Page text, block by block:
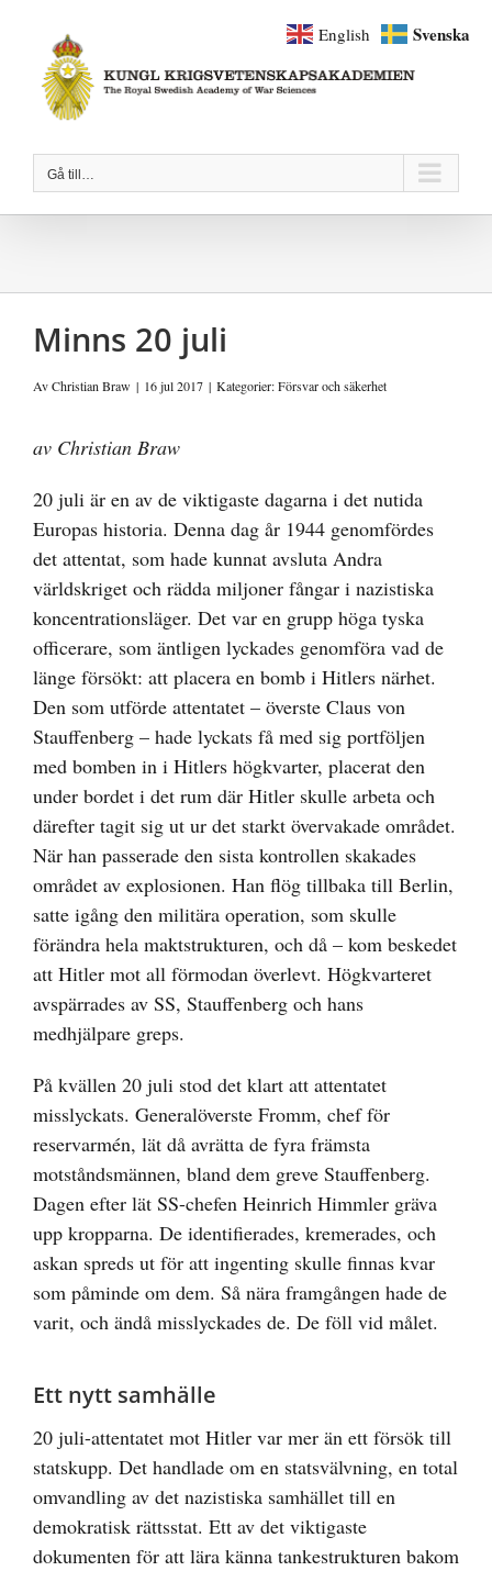
innehållet
Gå till…
Minns 20 juli
AvChristian Braw | 16 jul 2017 | Kategorier:Försvar och säkerhet
av Christian Braw
20 juli är en av de viktigaste dagarna i det nutida
Europas historia. Denna dag år 1944 genomfördes
det attentat, som hade kunnat avsluta Andra
världskriget och rädda miljoner fångar i nazistiska
koncentrationsläger. Det var en grupp höga tyska
officerare, som äntligen lyckades genomföra vad de
länge försökt: att placera en bomb i Hitlers närhet.
Den som utförde attentatet – överste Claus von
Stauffenberg – hade lyckats få med sig portföljen
med bomben in i Hitlers högkvarter, placerat den
under bordet i det rum där Hitler skulle arbeta och
därefter tagit sig ut ur det starkt övervakade området.
När han passerade den sista kontrollen skakades
området av explosionen. Han flög tillbaka till Berlin,
satte igång den militära operation, som skulle
förändra hela maktstrukturen, och då – kom beskedet
att Hitler mot all förmodan överlevt. Högkvarteret
avspärrades av SS, Stauffenberg och hans
medhjälpare greps.
På kvällen 20 juli stod det klart att attentatet
misslyckats. Generalöverste Fromm, chef för
reservarmén, lät då avrätta de fyra främsta
motståndsmännen, bland dem greve Stauffenberg.
Dagen efter lät SS-chefen Heinrich Himmler gräva
upp kropparna. De identifierades, kremerades, och
askan spreds ut för att ingenting skulle finnas kvar
som påminde om dem. Så nära framgången hade de
varit, och ändå misslyckades de. De föll vid målet.
Ett nytt samhälle
20 juli-attentatet mot Hitler var mer än ett försök till
statskupp. Det handlade om en statsvälvning, en total
omvandling av det nazistiska samhället till en
demokratisk rättsstat. Ett av det viktigaste
dokumenten för att lära känna tankestrukturen bakom
English Svenska